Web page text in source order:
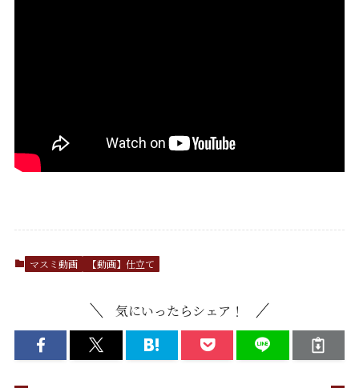
マスミ動画 【動画】仕立て
気にいったらシェア！